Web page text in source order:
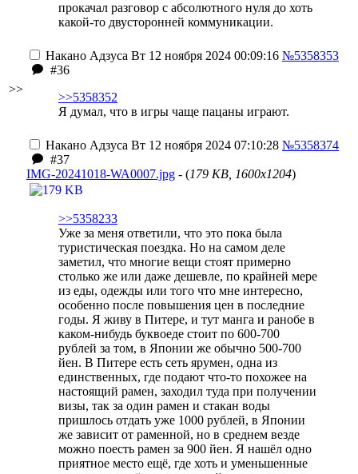
прокачал разговор с абсолютного нуля до хоть
какой-то двусторонней коммуникации.
>>
Накано Адзуса Вт 12 ноября 2024 00:09:16 №5358353
#36
>>5358352
Я думал, что в игры чаще пацаны играют.
Накано Адзуса Вт 12 ноября 2024 07:10:28 №5358374
#37
IMG-20241018-WA0007.jpg - (179 KB, 1600x1204)
>>5358233
Уже за меня ответили, что это пока была
туристическая поездка. Но на самом деле
заметил, что многие вещи стоят примерно
столько же или даже дешевле, по крайней мере
из еды, одежды или того что мне интересно,
особенно после повышения цен в последние
годы. Я живу в Питере, и тут манга и ранобе в
каком-нибудь буквоеде стоит по 600-700
рублей за том, в Японии же обычно 500-700
йен. В Питере есть сеть ярумен, одна из
единственных, где подают что-то похожее на
настоящий рамен, заходил туда при получении
визы, так за один рамен и стакан воды
пришлось отдать уже 1000 рублей, в Японии
же зависит от раменной, но в среднем везде
можно поесть рамен за 900 йен. Я нашёл одно
приятное место ещё, где хоть и уменьшенные